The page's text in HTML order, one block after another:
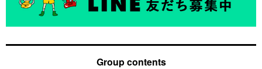
Group contents